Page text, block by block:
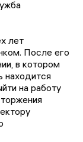
лет
После его
в котором
находится
на работу